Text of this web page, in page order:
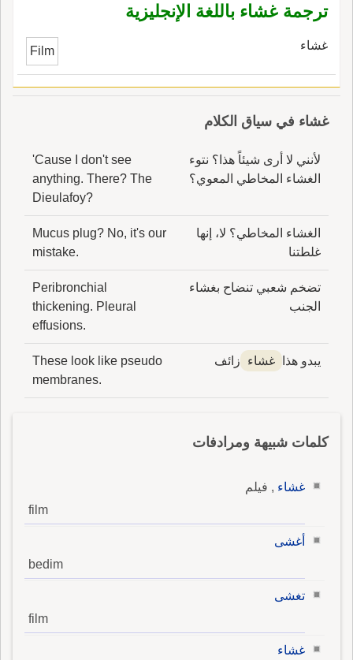
ترجمة غشاء باللغة الإنجليزية
غشاء Film
غشاء في سياق الكلام
لأنني لا أرى شيئاً هذا؟ نتوء
الغشاء المخاطي المعوي؟
'Cause I don't see
anything. There? The
Dieulafoy?
الغشاء المخاطي؟ لا، إنها
غلطتنا
Mucus plug? No, it's our
mistake.
تضخم شعبي تنضاح بغشاء
الجنب
Peribronchial
thickening. Pleural
effusions.
يبدو هذا غشاء زائف
These look like pseudo
membranes.
كلمات شبيهة ومرادفات
غشاء , فيلم
film
أغشى
bedim
تغشى
film
غشاء